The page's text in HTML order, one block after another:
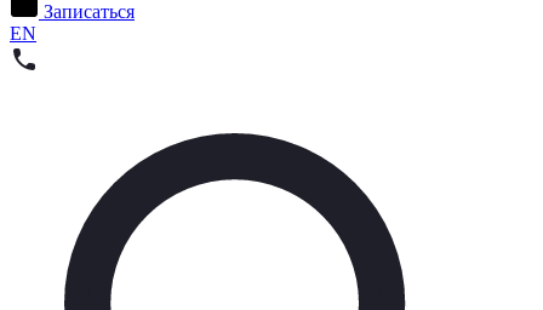
Записаться
EN